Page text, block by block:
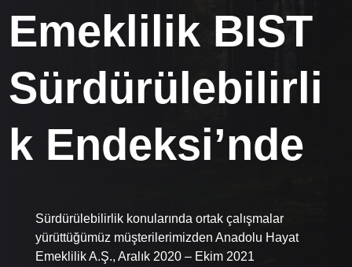
Emeklilik BIST
Sürdürülebilirli
k Endeksi’nde
Sürdürülebilirlik konularında ortak çalışmalar
yürüttüğümüz müşterilerimizden Anadolu Hayat
Emeklilik A.Ş., Aralık 2020 – Ekim 2021